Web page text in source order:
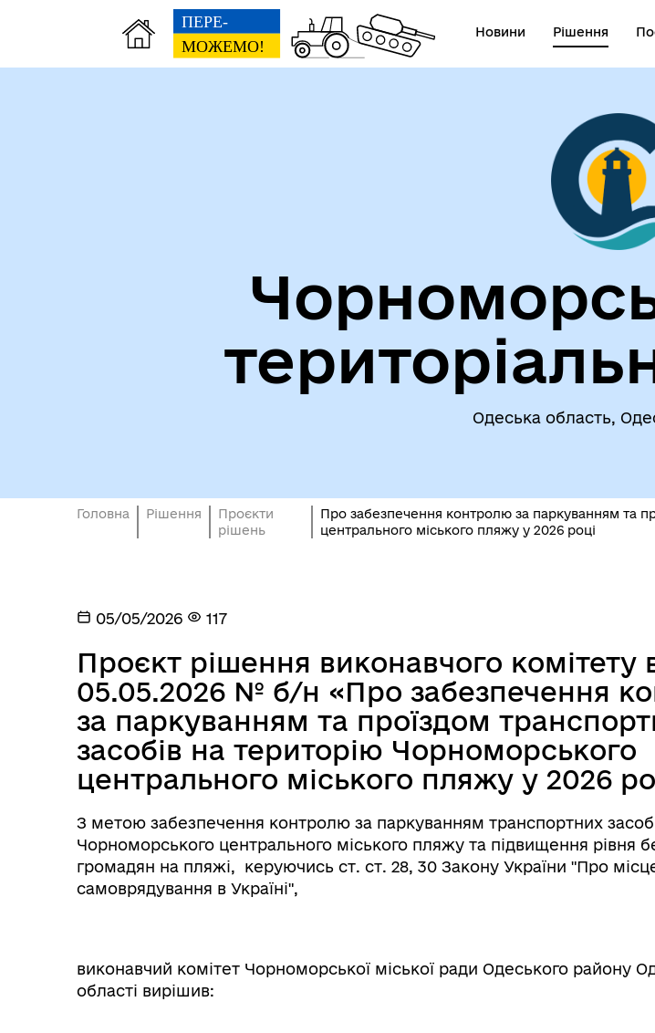
Новини Рішення
Місцеві податки та збори
До
Одеська область,
Головна Рішення
Проєкти
рішень
Про забезпечення контролю за паркуванням та
центрального міського пляжу у 2026 році
05/05/2026 117
Проєкт рішення виконавчого комітету
05.05.2026 № б/н «Про забезпечення
за паркуванням та проїздом
засобів на територію Чорноморського
центрального міського пляжу у 2026
З метою забезпечення контролю за паркуванням транспортних
Чорноморського центрального міського пляжу та підвищення рівня
громадян на пляжі, керуючись ст. ст. 28, 30 Закону України "Про
самоврядування в Україні",
виконавчий комітет Чорноморської міської ради Одеського району
області вирішив: